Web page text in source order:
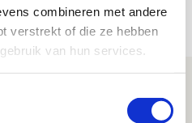
combineren met andere
verstrekt of die ze hebben
van hun services.